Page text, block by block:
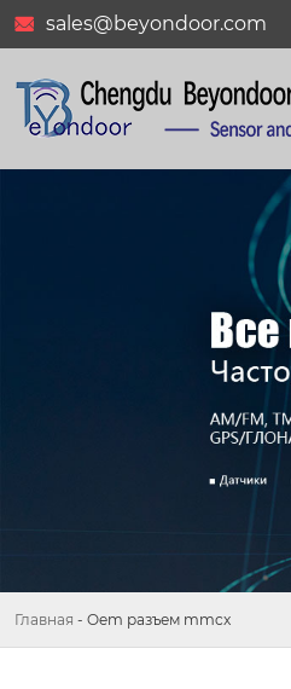
 sales@beyondoor.com
Главная - Oem разъем mmcx